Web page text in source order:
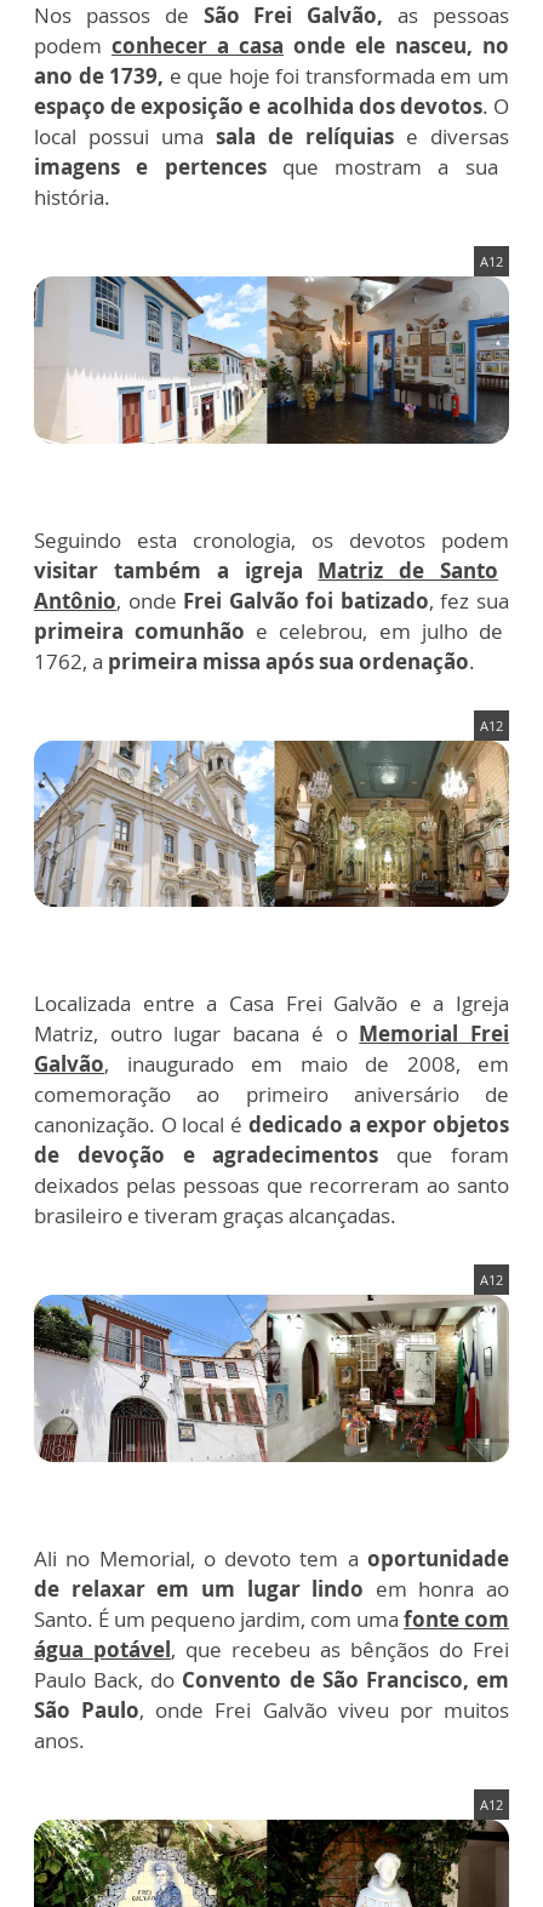
Nos passos de São Frei Galvão,as pessoas
podem conhecer a casa onde ele nasceu, no
ano de 1739, e que hoje foi transformada em um
espaço de exposição e acolhida dos devotos. O
local possui uma sala de relíquias e diversas
imagens e pertences que mostram a sua
história.
A12
Seguindo esta cronologia, os devotos podem
visitar também a igreja Matriz de Santo
Antônio, onde Frei Galvão foi batizado, fez sua
primeira comunhão e celebrou, em julho de
1762, a primeira missa após sua ordenação.
A12
Localizada entre a Casa Frei Galvão e a Igreja
Matriz, outro lugar bacana é o Memorial Frei
Galvão, inaugurado em maio de 2008, em
comemoração ao primeiro aniversário de
canonização. O local é dedicado a expor objetos
de devoção e agradecimentos que foram
deixados pelas pessoas que recorreram ao santo
brasileiro e tiveram graças alcançadas.
A12
Ali no Memorial, o devoto tem a oportunidade
de relaxar em um lugar lindo em honra ao
Santo. É um pequeno jardim, com uma fonte com
água potável, que recebeu as bênçãos do Frei
Paulo Back, do Convento de São Francisco, em
São Paulo, onde Frei Galvão viveu por muitos
anos.
A12